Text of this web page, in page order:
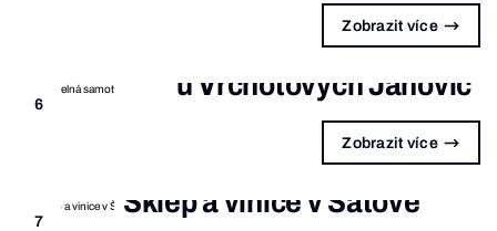
Zobrazit více
6
Kouzelná samota
u Vrchotových Janovic
Zobrazit více
7
Sklep a vinice v Šatově